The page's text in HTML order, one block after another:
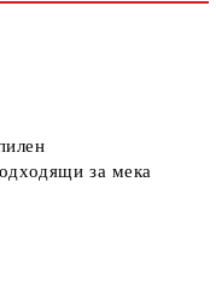
за мека